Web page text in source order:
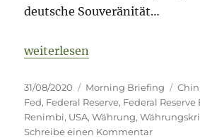
deutsche Souveränität…
„Morning Briefing 31. August
weiterlesen
Veröffentlicht
am
31/08/2020 Kategorien
Morning Briefing
Fed, Federal Reserve, Federal Reserve
Renimbi, USA,Währung,
Schreibe einen Kommentarzu